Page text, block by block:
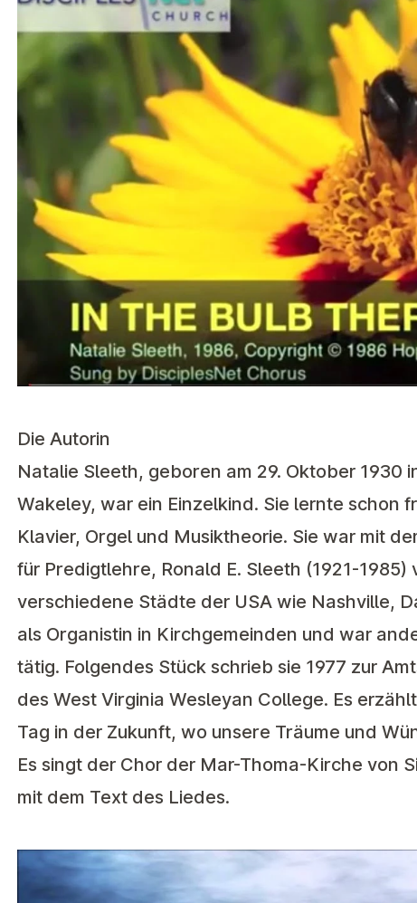
Die Autorin
Natalie Sleeth, geboren am 29. Oktober 1930
Wakeley, war ein Einzelkind. Sie lernte schon
Klavier, Orgel und Musiktheorie. Sie war mit
für Predigtlehre, Ronald E. Sleeth (1921-
verschiedene Städte der USA wie Nashville,
als Organistin in Kirchgemeinden und war
tätig. Folgendes Stück schrieb sie 1977 zur
des West Virginia Wesleyan College. Es
Tag in der Zukunft, wo unsere Träume und
Es singt der Chor der Mar-Thoma-Kirche von
mit dem Text des Liedes.